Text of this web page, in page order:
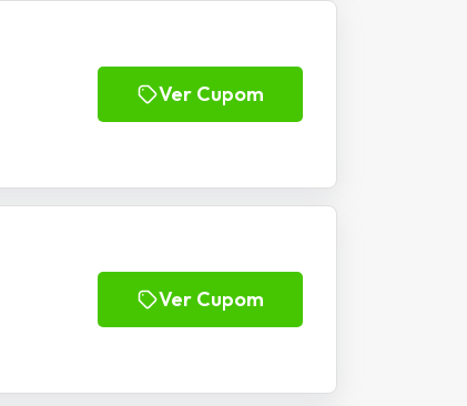
Ver Cupom
Ver Cupom